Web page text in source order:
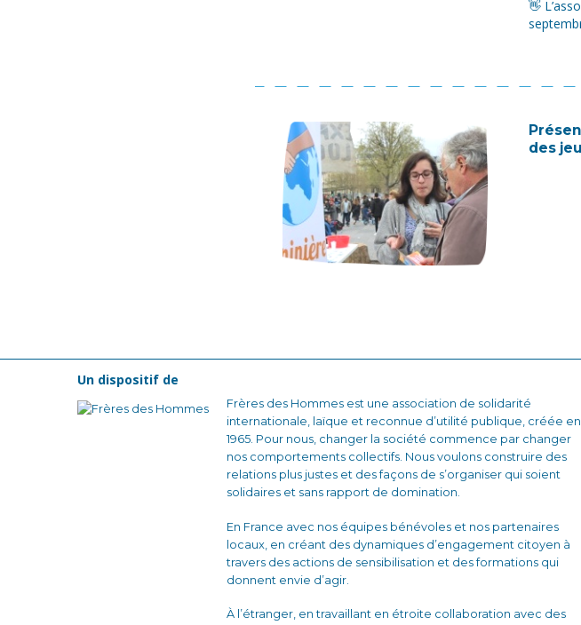
👋
des
Un dispositif de
Frères des Hommes est une association de solidarité
internationale, laïque et reconnue d’utilité publique, créée en
1965. Pour nous, changer la société commence par changer
nos comportements collectifs. Nous voulons construire des
relations plus justes et des façons de s’organiser qui soient
solidaires et sans rapport de domination.
En France avec nos équipes bénévoles et nos partenaires
locaux, en créant des dynamiques d’engagement citoyen à
travers des actions de sensibilisation et des formations qui
donnent envie d’agir.
À l’étranger, en travaillant en étroite collaboration avec des